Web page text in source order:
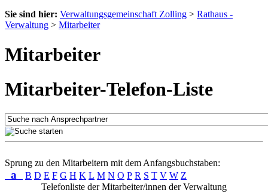
Sie sind hier: Verwaltungsgemeinschaft Zolling > Rathaus -
Verwaltung > Mitarbeiter
Mitarbeiter
Mitarbeiter-Telefon-Liste
Sprung zu den Mitarbeitern mit dem Anfangsbuchstaben:
a B D E F G H K L M N O P R S T V W Z
Telefonliste der Mitarbeiter/innen der Verwaltung